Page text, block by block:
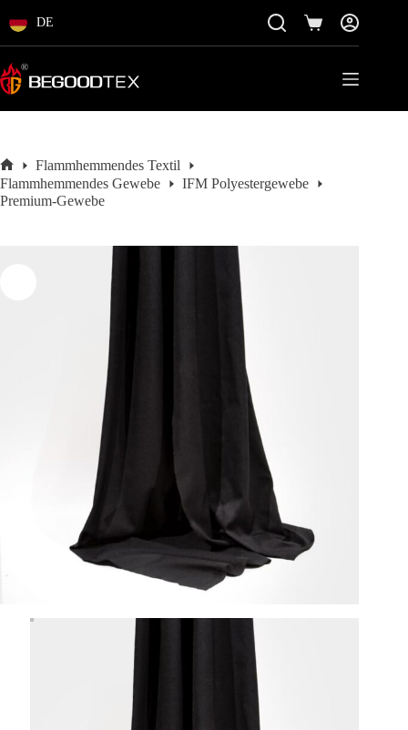
Inhalt
DE Einkaufswagen
Startseite
Flammhemmendes Textil
Flammhemmendes Gewebe
IFM Polyestergewebe
Premium-Gewebe